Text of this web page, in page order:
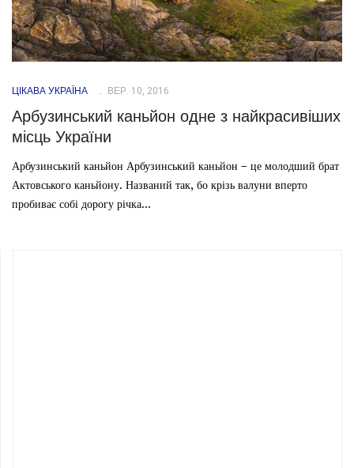
ЦІКАВА УКРАЇНА ВЕР. 10, 2016
Арбузинський каньйон одне з найкрасивіших
місць України
Арбузинський каньйон Арбузинський каньйон – це молодший брат
Актовського каньйону. Названий так, бо крізь валуни вперто
пробиває собі дорогу річка...